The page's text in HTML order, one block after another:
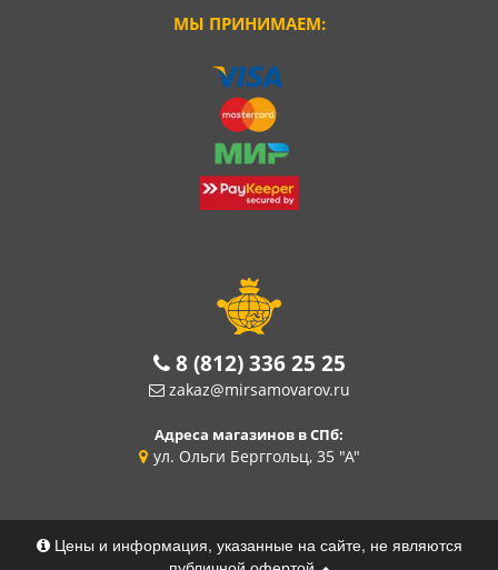
МЫ ПРИНИМАЕМ:
8 (812) 336 25 25
zakaz@mirsamovarov.ru
Адреса магазинов в СПб:
ул. Ольги Берггольц, 35 "А"
Цены и информация, указанные на сайте, не являются